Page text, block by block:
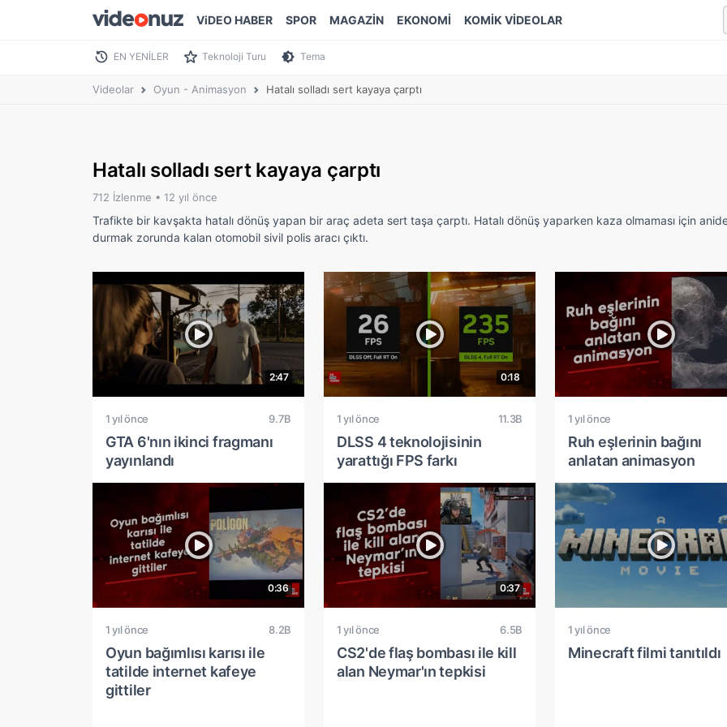
ViDEO HABER SPOR MAGAZİN EKONOMİ KOMİK VİDEOLAR
EN YENİLER Teknoloji Turu Tema
Videolar Oyun - Animasyon Hatalı solladı sert kayaya çarptı
Hatalı solladı sert kayaya çarptı
712 İzlenme • 12 yıl önce
Trafikte bir kavşakta hatalı dönüş yapan bir araç adeta sert taşa çarptı. Hatalı dönüş yaparken kaza olmaması için
durmak zorunda kalan otomobil sivil polis aracı çıktı.
2:47
1 yıl önce 9.7B
GTA 6'nın ikinci fragmanı
yayınlandı
0:18
1 yıl önce 11.3B
DLSS 4 teknolojisinin
yarattığı FPS farkı
1 yıl önce
Ruh eşlerinin bağını
anlatan animasyon
0:36
1 yıl önce 8.2B
Oyun bağımlısı karısı ile
tatilde internet kafeye
gittiler
0:37
1 yıl önce 6.5B
CS2'de flaş bombası ile kill
alan Neymar'ın tepkisi
1 yıl önce
Minecraft filmi tanıtıldı